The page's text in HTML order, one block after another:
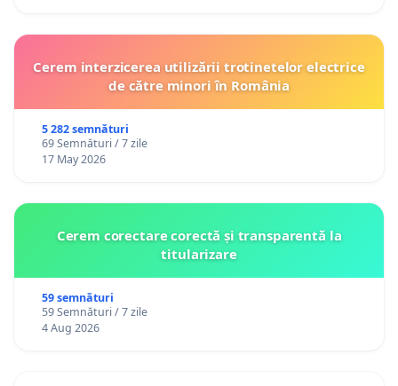
Cerem interzicerea utilizării trotinetelor electrice
de către minori în România
5 282 semnături
69 Semnături / 7 zile
17 May 2026
Cerem corectare corectă și transparentă la
titularizare
59 semnături
59 Semnături / 7 zile
4 Aug 2026